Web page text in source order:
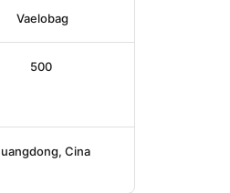
Vaelobag
500
Cina